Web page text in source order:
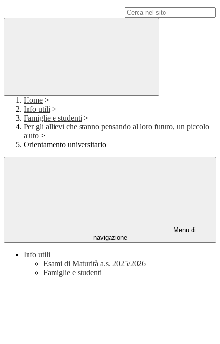
Home >
Info utili >
Famiglie e studenti >
Per gli allievi che stanno pensando al loro futuro, un piccolo
aiuto >
Orientamento universitario
Menu di
navigazione
Info utili
Esami di Maturità a.s. 2025/2026
Famiglie e studenti